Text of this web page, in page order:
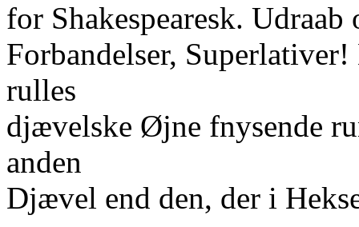
for Shakespearesk.
Forbandelser,
rulles
djævelske Øjne fnysende
anden
Djævel end den, der i